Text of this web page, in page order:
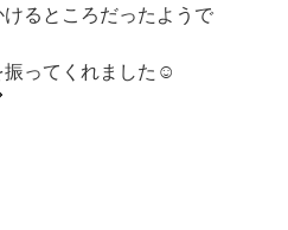
るところだったようで
振ってくれました☺️